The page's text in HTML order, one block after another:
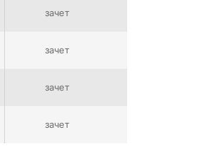
зачет
зачет
зачет
зачет